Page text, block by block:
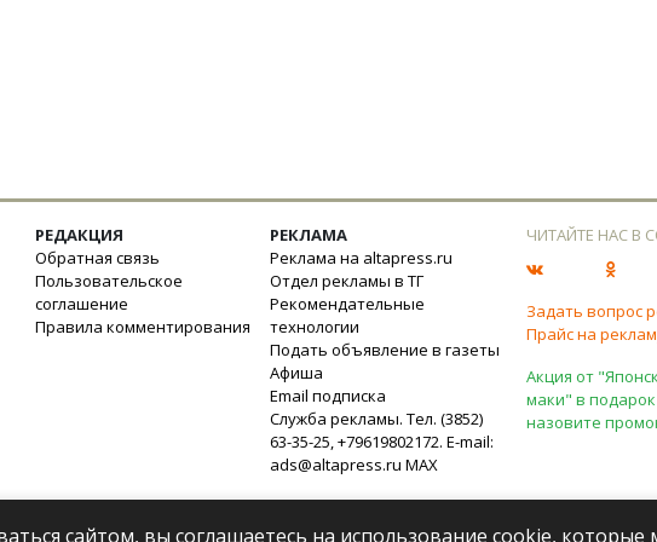
РЕДАКЦИЯ
Обратная связь
Пользовательское
соглашение
Правила комментирования
РЕКЛАМА
Реклама на altapress.ru
Отдел рекламы в ТГ
Рекомендательные
технологии
Подать объявление в газеты
Афиша
Email подписка
Служба рекламы. Тел. (3852)
63-35-25, +79619802172. E-mail:
ads@altapress.ru MAX
ЧИТАЙТЕ НАС В
Задать вопрос
Прайс на
Акция от
маки" в подарок
назовите
сайтом, вы соглашаетесь на использование cookie,